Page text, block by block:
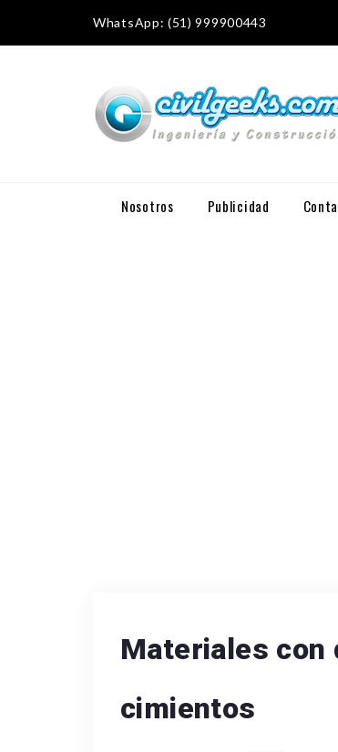
WhatsApp: (51) 999900443
Nosotros Publicidad
Materiales con
cimientos